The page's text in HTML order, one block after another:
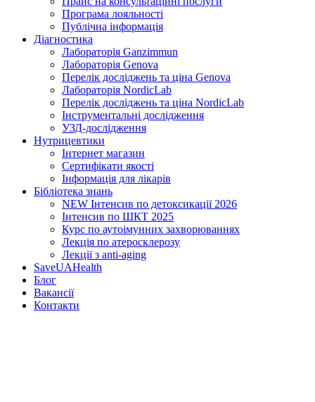
Програма лояльності
Публічна інформація
Діагностика
Лабораторія Ganzimmun
Лабораторія Genova
Перелік досліджень та ціна Genova
Лабораторія NordicLab
Перелік досліджень та ціна NordicLab
Інструментальні дослідження
УЗД-дослідження
Нутрицевт​ики
Інтернет магазин
Сертифікати якості
Інформація для лікарів
Бібліотека знань
NEW Інтенсив по детоксикації 2026
Інтенсив по ШКТ 2025
Курс по аутоімунних захворюваннях
Лекція по атеросклерозу
Лекції з anti-aging
SaveUAHealth
Блог
Вакансії
Контакти